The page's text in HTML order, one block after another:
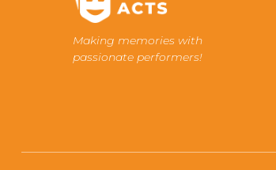
Making memories with
passionate performers!